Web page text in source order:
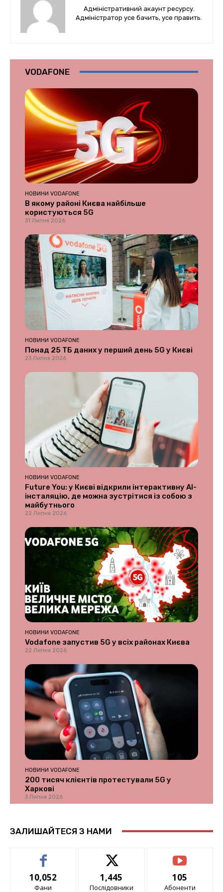
Адміністративний акаунт ресурсу.
Адміністратор усе бачить, усе править.
VODAFONE
НОВИНИ VODAFONE
В якому районі Києва найбільше
користуються 5G
31 Липня 2026
НОВИНИ VODAFONE
Понад 25 ТБ даних у перший день 5G у Києві
23 Липня 2026
НОВИНИ VODAFONE
Future You: у Києві відкрили інтерактивну AI-
інсталяцію, де можна зустрітися із собою з
майбутнього
22 Липня 2026
НОВИНИ VODAFONE
Vodafone запустив 5G у всіх районах Києва
22 Липня 2026
НОВИНИ VODAFONE
200 тисяч клієнтів протестували 5G у
Харкові
3 Липня 2026
ЗАЛИШАЙТЕСЯ З НАМИ
10,052
Фани
1,445
Послідовники
105
Абоненти